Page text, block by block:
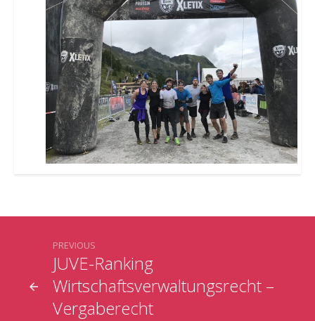
JUVE-Ranking
Wirtschaftsverwaltungsrecht –
Vergaberecht
PREVIOUS